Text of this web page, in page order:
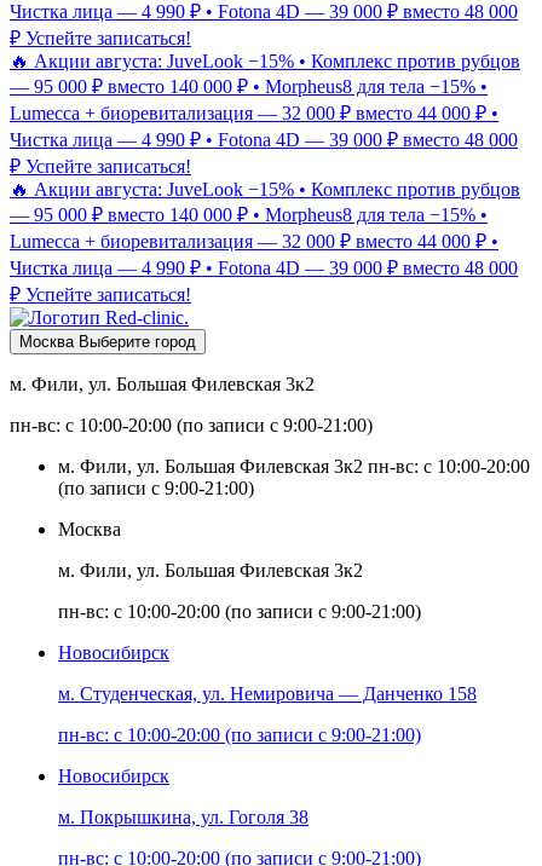
Чистка лица — 4 990 ₽ • Fotona 4D — 39 000 ₽ вместо 48 000
₽ Успейте записаться!
🔥 Акции августа: JuveLook −15% • Комплекс против рубцов
— 95 000 ₽ вместо 140 000 ₽ • Morpheus8 для тела −15% •
Lumecca + биоревитализация — 32 000 ₽ вместо 44 000 ₽ •
Чистка лица — 4 990 ₽ • Fotona 4D — 39 000 ₽ вместо 48 000
₽ Успейте записаться!
🔥 Акции августа: JuveLook −15% • Комплекс против рубцов
— 95 000 ₽ вместо 140 000 ₽ • Morpheus8 для тела −15% •
Lumecca + биоревитализация — 32 000 ₽ вместо 44 000 ₽ •
Чистка лица — 4 990 ₽ • Fotona 4D — 39 000 ₽ вместо 48 000
₽ Успейте записаться!
Москва Выберите город
м. Фили, ул. Большая Филевская 3к2
пн-вс: с 10:00-20:00 (по записи с 9:00-21:00)
м. Фили, ул. Большая Филевская 3к2 пн-вс: с 10:00-20:00
(по записи с 9:00-21:00)
Москва
м. Фили, ул. Большая Филевская 3к2
пн-вс: с 10:00-20:00 (по записи с 9:00-21:00)
Новосибирск
м. Студенческая, ул. Немировича — Данченко 158
пн-вс: с 10:00-20:00 (по записи с 9:00-21:00)
Новосибирск
м. Покрышкина, ул. Гоголя 38
пн-вс: с 10:00-20:00 (по записи с 9:00-21:00)